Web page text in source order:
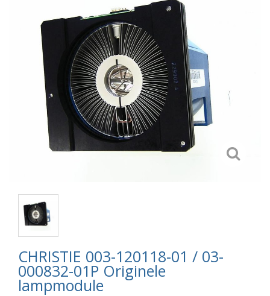
CHRISTIE 003-120118-01 / 03-
000832-01P Originele
lampmodule